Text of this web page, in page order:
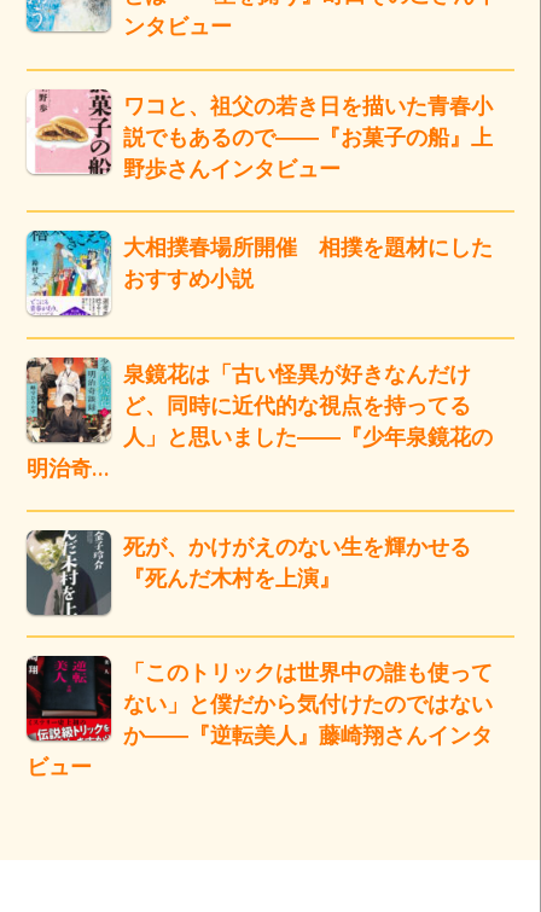
ンタビュー
ワコと、祖父の若き日を描いた青春小
説でもあるので――『お菓子の船』上
野歩さんインタビュー
大相撲春場所開催 相撲を題材にした
おすすめ小説
泉鏡花は「古い怪異が好きなんだけ
ど、同時に近代的な視点を持ってる
人」と思いました――『少年泉鏡花の
明治奇…
死が、かけがえのない生を輝かせる
『死んだ木村を上演』
「このトリックは世界中の誰も使って
ない」と僕だから気付けたのではない
か――『逆転美人』藤崎翔さんインタ
ビュー